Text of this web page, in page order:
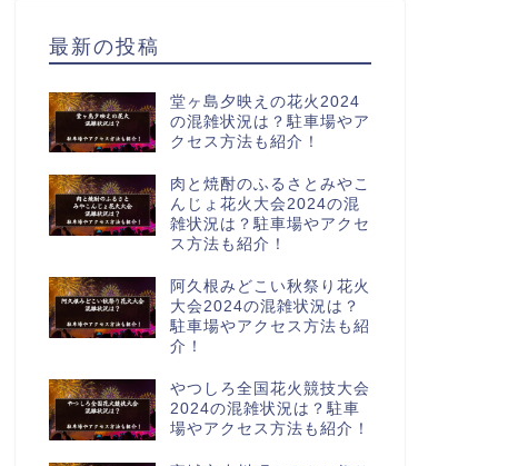
最新の投稿
堂ヶ島夕映えの花火2024
の混雑状況は？駐車場やア
クセス方法も紹介！
肉と焼酎のふるさとみやこ
んじょ花火大会2024の混
雑状況は？駐車場やアクセ
ス方法も紹介！
阿久根みどこい秋祭り花火
大会2024の混雑状況は？
駐車場やアクセス方法も紹
介！
やつしろ全国花火競技大会
2024の混雑状況は？駐車
場やアクセス方法も紹介！